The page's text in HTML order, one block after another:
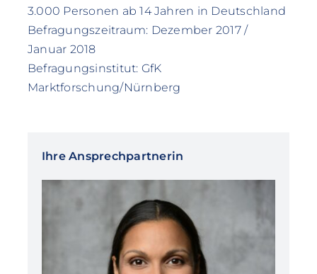
3.000 Personen ab 14 Jahren in Deutschland
Befragungszeitraum: Dezember 2017 /
Januar 2018
Befragungsinstitut: GfK
Marktforschung/Nürnberg
Ihre Ansprechpartnerin